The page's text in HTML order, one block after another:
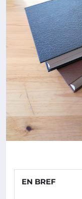
EN BREF